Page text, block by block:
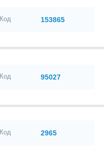
Код 153865
Код 95027
Код 2965